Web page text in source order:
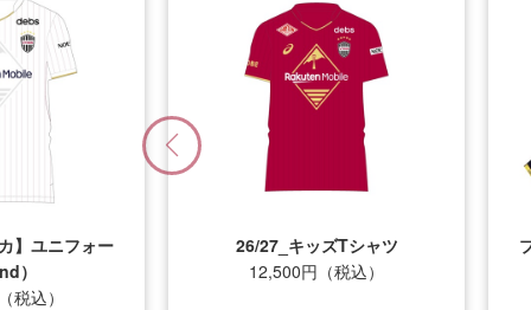
】ユニフォー
）
税込）
26/27_キッズTシャツ
12,500円（税込）